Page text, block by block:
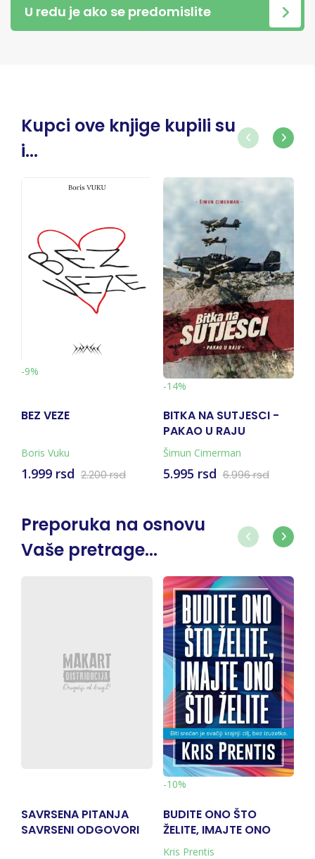
U redu je ako se predomislite
Kupci ove knjige kupili su
i...
rsd
BITKA NA SUTJESCI -
(KNJIGA + KARTA)
Šimun Cimerman
5.995 rsd 6.996 rsd
-10%
VOLI ME VIŠE OD
NA SVIJETU
Mira Furlan
1.793 rsd 1.991 rsd
Preporuka na osnovu
Vaše pretrage...
BUDITE ONO ŠTO
ŽELITE, IMAJTE ONO
SEĆANJA, SNOVI,
RAZMIŠLJANJA
Karl Gustav Jung